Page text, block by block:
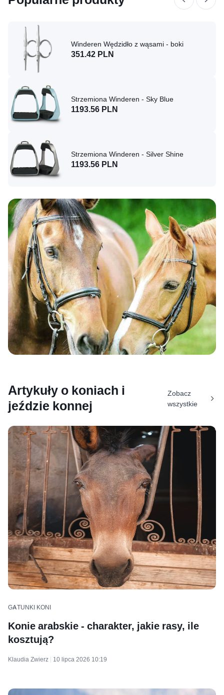
Winderen Wędzidło z wąsami - boki
351.42 PLN
Strzemiona Winderen - Sky Blue
1193.56 PLN
Strzemiona Winderen - Silver Shine
1193.56 PLN
Artykuły o koniach i
jeździe konnej
Zobacz
wszystkie
GATUNKI KONI
Konie arabskie - charakter, jakie rasy, ile
kosztują?
Klaudia Zwierz 10 lipca 2026 10:19